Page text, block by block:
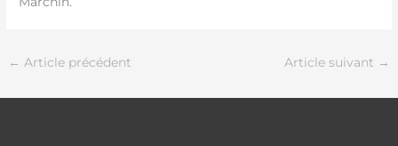
← Article précédent Article suivant →